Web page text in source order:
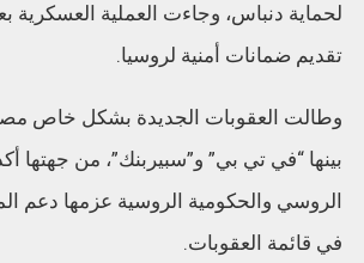
لحماية دنباس، وجاءت العملية العسكرية
تقديم ضمانات أمنية لروسيا.
وطالت العقوبات الجديدة بشكل خاص
بينها “في تي بي” و”سبيربنك”، من جهتها
الروسي والحكومية الروسية عزمها دعم
في قائمة العقوبات.